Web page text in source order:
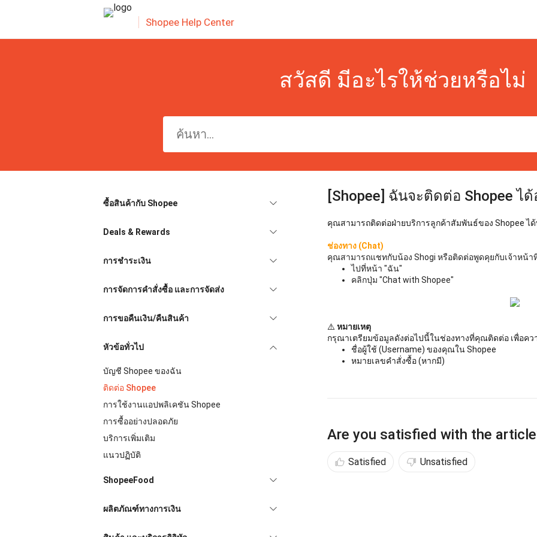
Shopee Help Center
สวัสดี มีอะไรให้ช่วยหรือไม่
ซื้อสินค้ากับ Shopee
Deals & Rewards
การชำระเงิน
การจัดการคำสั่งซื้อ และการจัดส่ง
การขอคืนเงิน/คืนสินค้า
หัวข้อทั่วไป
บัญชี Shopee ของฉัน
ติดต่อ Shopee
การใช้งานแอปพลิเคชัน Shopee
การซื้ออย่างปลอดภัย
บริการเพิ่มเติม
แนวปฏิบัติ
ShopeeFood
ผลิตภัณฑ์ทางการเงิน
[Shopee] ฉันจะติดต่อ Shopee ได้
คุณสามารถติดต่อฝ่ายบริการลูกค้าสัมพันธ์ของ Shopee ไ
ช่องทาง (Chat)
คุณสามารถแชทกับน้อง Shogi หรือติดต่อพูดคุยกับเจ้าหน้
ไปที่หน้า "ฉัน"
คลิกปุ่ม "Chat with Shopee"
⚠️ หมายเหตุ
กรุณาเตรียมข้อมูลดังต่อไปนี้ในช่องทางที่คุณติดต่อ เพื่อคว
ชื่อผู้ใช้ (Username) ของคุณใน Shopee
หมายเลขคำสั่งซื้อ (หากมี)
Are you satisfied with the
Satisfied Unsatisfied